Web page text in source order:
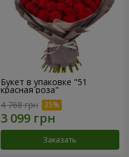
Букет в упаковке "51
красная роза"
4 768 грн
Заказать